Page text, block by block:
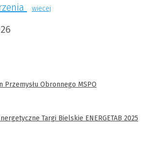
wiecej
Przemysłu Obronnego MSPO
Targi Bielskie ENERGETAB 2025